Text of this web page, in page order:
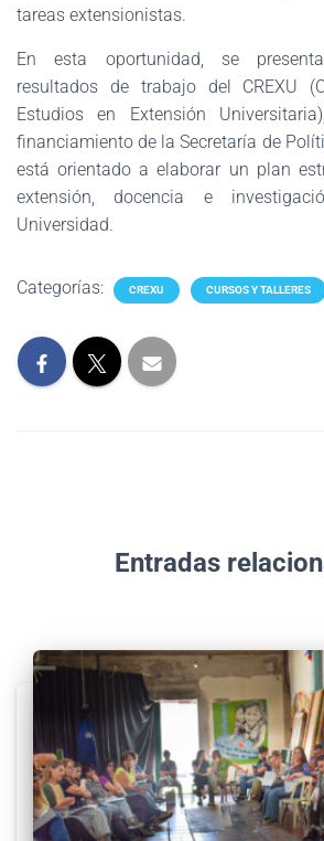
tareas extensionistas.
En esta oportunidad, se
resultados de trabajo del CREXU
Estudios en Extensión
financiamiento de la Secretaría de
está orientado a elaborar un plan
extensión, docencia e
Universidad.
Categorías: CREXU CURSOS Y TALLERES
Entradas